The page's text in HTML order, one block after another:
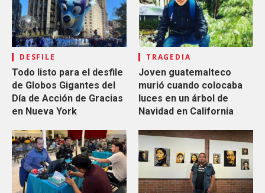
DESFILE
Todo listo para el desfile
de Globos Gigantes del
Día de Acción de Gracias
en Nueva York
TRAGEDIA
Joven guatemalteco
murió cuando colocaba
luces en un árbol de
Navidad en California